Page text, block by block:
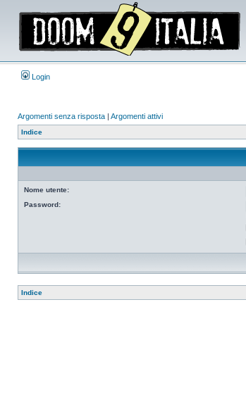
Login
Argomenti senza risposta | Argomenti attivi
Indice
Nome utente:
Password:
Indice